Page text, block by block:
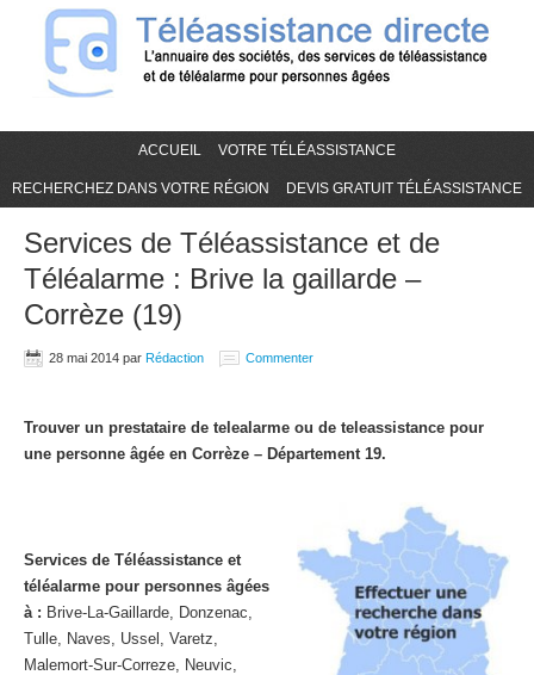
ACCUEIL VOTRE TÉLÉASSISTANCE
RECHERCHEZ DANS VOTRE RÉGION DEVIS GRATUIT TÉLÉASSISTANCE
Services de Téléassistance et de
Téléalarme : Brive la gaillarde –
Corrèze (19)
28 mai 2014 par Rédaction Commenter
Trouver un prestataire de telealarme ou de teleassistance pour
une personne âgée en Corrèze – Département 19.
Services de Téléassistance et
téléalarme pour personnes âgées
à : Brive-La-Gaillarde, Donzenac,
Tulle, Naves, Ussel, Varetz,
Malemort-Sur-Correze, Neuvic,